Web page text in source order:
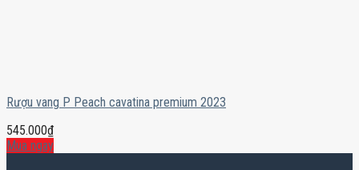
Rượu vang P Peach cavatina premium 2023
545.000₫
Mua ngay